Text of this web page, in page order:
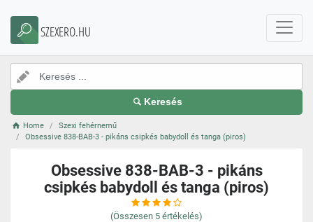
SZEXERO.HU
Keresés
Home
Szexi fehérnemű
Obsessive 838-BAB-3 - pikáns csipkés babydoll és tanga (piros)
Obsessive 838-BAB-3 - pikáns
csipkés babydoll és tanga (piros)
(Összesen 5 értékelés)